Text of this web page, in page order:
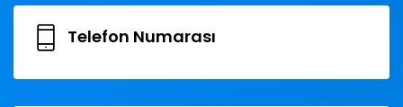
Telefon Numarası